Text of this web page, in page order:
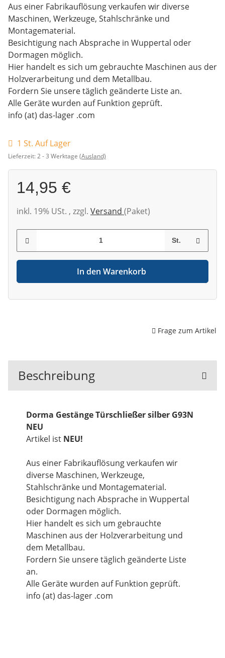
Aus einer Fabrikauflösung verkaufen wir diverse
Maschinen, Werkzeuge, Stahlschränke und
Montagematerial.
Besichtigung nach Absprache in Wuppertal oder
Dormagen möglich.
Hier handelt es sich um gebrauchte Maschinen aus der
Holzverarbeitung und dem Metallbau.
Fordern Sie unsere täglich geänderte Liste an.
Alle Geräte wurden auf Funktion geprüft.
info (at) das-lager .com
1 St. Auf Lager
Lieferzeit:2 - 3 Werktage (Ausland)
14,95 €
inkl. 19% USt. , zzgl. Versand (Paket)
St.
In den Warenkorb
Frage zum Artikel
Beschreibung
Dorma Gestänge Türschließer silber G93N
NEU
Artikel ist NEU!
Aus einer Fabrikauflösung verkaufen wir
diverse Maschinen, Werkzeuge,
Stahlschränke und Montagematerial.
Besichtigung nach Absprache in Wuppertal
oder Dormagen möglich.
Hier handelt es sich um gebrauchte
Maschinen aus der Holzverarbeitung und
dem Metallbau.
Fordern Sie unsere täglich geänderte Liste
an.
Alle Geräte wurden auf Funktion geprüft.
info (at) das-lager .com